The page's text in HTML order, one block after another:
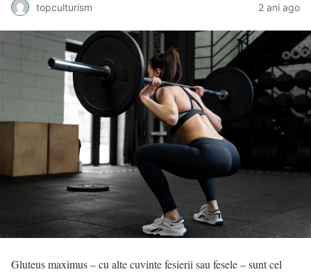
topculturism 2 ani ago
Gluteus maximus – cu alte cuvinte fesierii sau fesele – sunt cel